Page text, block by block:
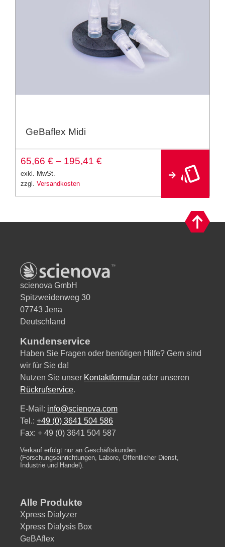
GeBaflex Midi
65,66 € – 195,41 €
exkl. MwSt.
zzgl. Versandkosten
a
scienova GmbH
Spitzweidenweg 30
07743 Jena
Deutschland
Kundenservice
Haben Sie Fragen oder benötigen Hilfe? Gern sind
wir für Sie da!
Nutzen Sie unser Kontaktformular oder unseren
Rückrufservice.
E-Mail: info@scienova.com
Tel.: +49 (0) 3641 504 586
Fax: + 49 (0) 3641 504 587
Verkauf erfolgt nur an Geschäftskunden
(Forschungseinrichtungen, Labore, Öffentlicher Dienst,
Industrie und Handel).
Alle Produkte
Xpress Dialyzer
Xpress Dialysis Box
GeBAflex